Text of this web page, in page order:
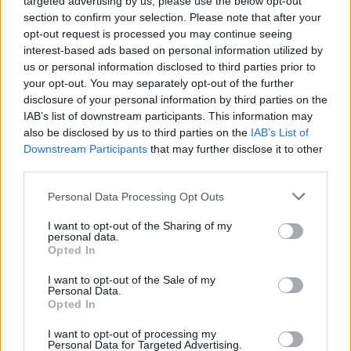
section to confirm your selection. Please note that after your
opt-out request is processed you may continue seeing
interest-based ads based on personal information utilized by
us or personal information disclosed to third parties prior to
your opt-out. You may separately opt-out of the further
disclosure of your personal information by third parties on the
IAB’s list of downstream participants. This information may
also be disclosed by us to third parties on the IAB’s List of
Downstream Participants that may further disclose it to other
Personal Data Processing Opt Outs
I want to opt-out of the Sharing of my
personal data.
Opted In
I want to opt-out of the Sale of my
Personal Data.
Opted In
I want to opt-out of processing my
Personal Data for Targeted Advertising.
klinghammer istván
felsőoktatási államtitkár
Palkovics László
Tőkéczi László
Hozzászólások
Hana György: „Méltóságot, tekintélyt kell adni az
oktatásról szóló közbeszédnek”
Az új kormány az elődökétől merőben eltérő kommunikációs
szintjére kiterjesztett hiperaktivitás érezhetően felszabadulást,